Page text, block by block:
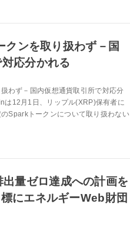
ンを取り扱わず－国
応分かれる
わず－国内仮想通貨取引所で対応分
は12月1日、リップル(XRP)保有者に
Sparkトークンについて取り扱わない
量ゼロ達成への計画を
にエネルギーWeb財団